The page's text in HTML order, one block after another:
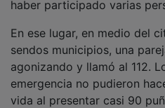
haber participado varias
En ese lugar, en medio del
sendos municipios, una
agonizando y llamó al 112.
emergencia no pudieron
vida al presentar casi 90